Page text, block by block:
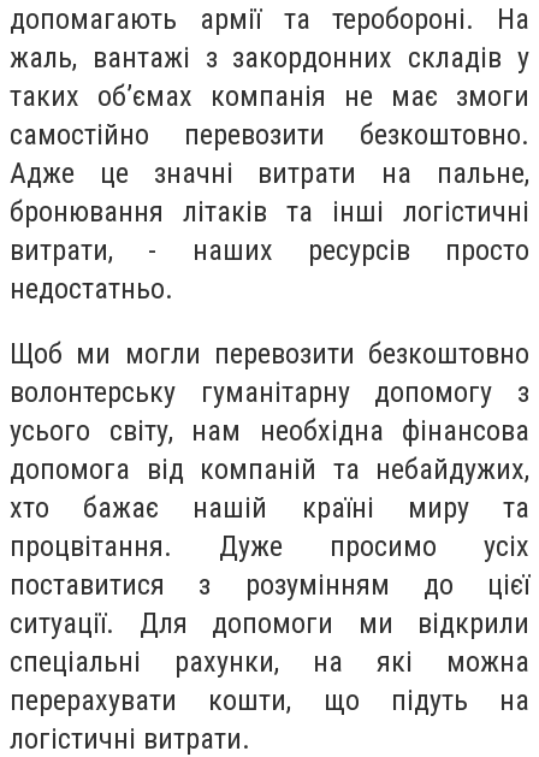
допомагають армії та теробороні. На
жаль, вантажі з закордонних складів у
таких об’ємах компанія не має змоги
самостійно перевозити безкоштовно.
Адже це значні витрати на пальне,
бронювання літаків та інші логістичні
витрати, - наших ресурсів просто
недостатньо.
Щоб ми могли перевозити безкоштовно
волонтерську гуманітарну допомогу з
усього світу, нам необхідна фінансова
допомога від компаній та небайдужих,
хто бажає нашій країні миру та
процвітання. Дуже просимо усіх
поставитися з розумінням до цієї
ситуації. Для допомоги ми відкрили
спеціальні рахунки, на які можна
перерахувати кошти, що підуть на
логістичні витрати.